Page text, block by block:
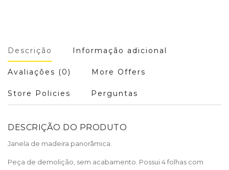
Descrição Informação adicional
Avaliações (0) More Offers
Store Policies Perguntas
DESCRIÇÃO DO PRODUTO
Janela de madeira panorâmica.
Peça de demolição, sem acabamento. Possui 4 folhas com